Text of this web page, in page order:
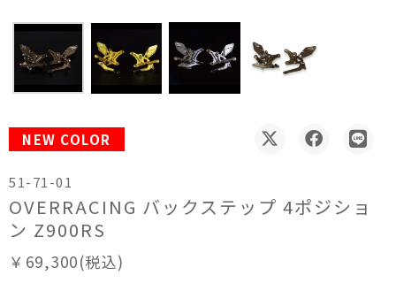
NEW COLOR
51-71-01
OVERRACING バックステップ 4ポジショ
ン Z900RS
￥69,300(税込)